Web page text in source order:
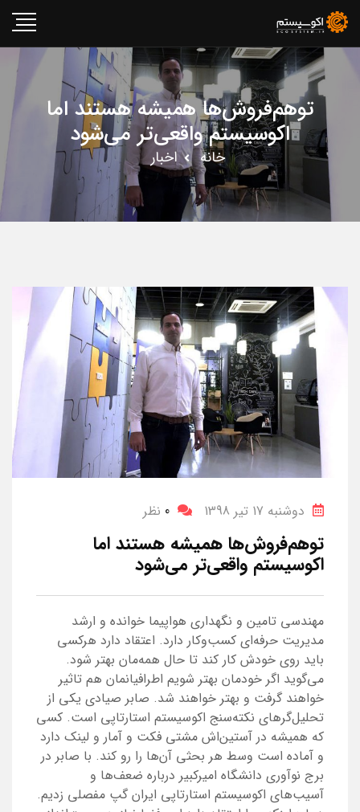
توهم‌فروش‌ها همیشه هستند اما
اکوسیستم واقعی‌تر می‌شود
خانه اخبار
دوشنبه 17 تیر 1398 0 نظر
توهم‌فروش‌ها همیشه هستند اما
اکوسیستم واقعی‌تر می‌شود
مهندسی تامین و نگهداری هواپیما خوانده و ارشد
مدیریت حرفه‌ای کسب‌وکار دارد. اعتقاد دارد هرکسی
باید روی خودش کار کند تا حال همه‌مان بهتر شود.
می‌گوید اگر خودمان بهتر شویم اطرافیانمان هم تاثیر
خواهند گرفت و بهتر خواهند شد. صابر صیادی یکی از
تحلیل‌گرهای نکته‌سنج اکوسیستم استارتاپی است. کسی
که همیشه در آستین‌اش مشتی فکت و آمار و لینک دارد
و آماده است وسط هر بحثی آن‌ها را رو کند. با صابر در
برج نوآوری دانشگاه امیرکبیر درباره ضعف‌ها و
آسیب‌های اکوسیستم استارتاپی ایران گپ مفصلی زدیم.